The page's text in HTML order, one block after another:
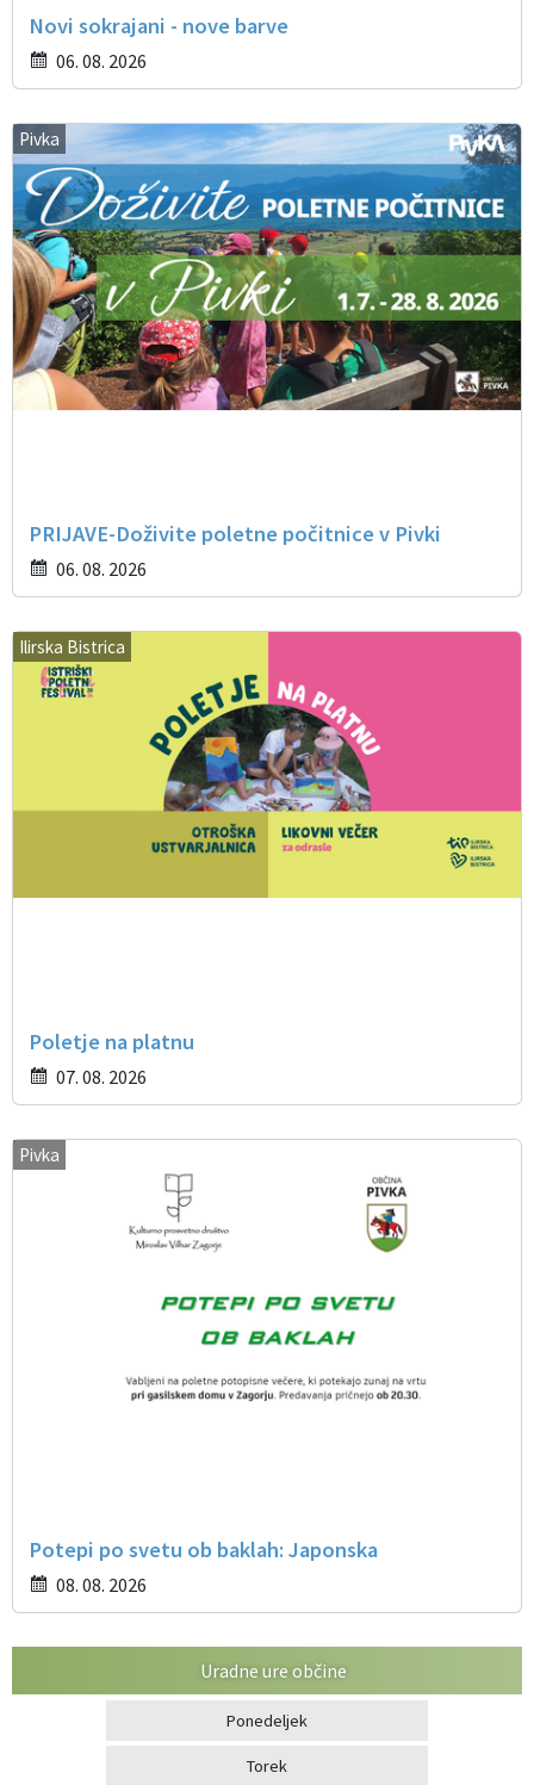
Novi sokrajani - nove barve
06. 08. 2026
Pivka
PRIJAVE-Doživite poletne počitnice v Pivki
06. 08. 2026
Ilirska Bistrica
Poletje na platnu
07. 08. 2026
Pivka
Potepi po svetu ob baklah: Japonska
08. 08. 2026
Uradne ure občine
Ponedeljek
Torek